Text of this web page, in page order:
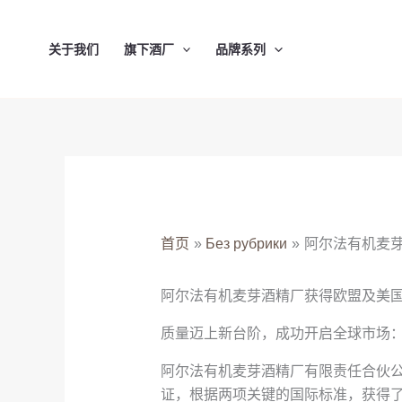
关于我们 旗下酒厂 品牌系列
首页 Без рубрики 阿尔法有机麦
阿尔法有机麦芽酒精厂获得欧盟及美
质量迈上新台阶，成功开启全球市场
阿尔法有机麦芽酒精厂有限责任合伙
证，根据两项关键的国际标准，获得